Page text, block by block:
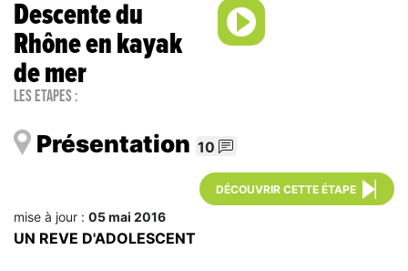
Descente du
Rhône en kayak
de mer
Les étapes :
Présentation 10
DÉCOUVRIR CETTE ÉTAPE
mise à jour : 05 mai 2016
UN REVE D'ADOLESCENT